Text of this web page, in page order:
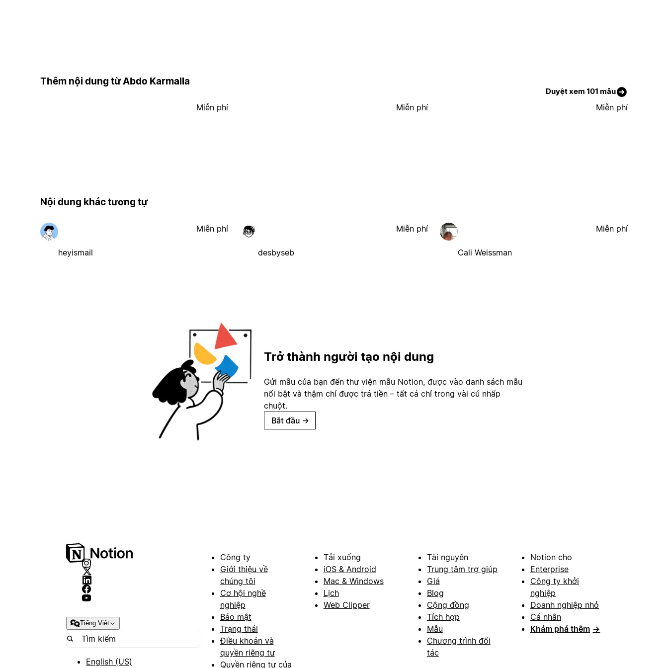
Thêm nội dung từ Abdo Karmalla
Duyệt xem 101 mẫu
Miễn phí Miễn phí Miễn phí
Nội dung khác tương tự
heyismail
Miễn phí
desbyseb
Miễn phí
Cali Weissman
Miễn phí
Trở thành người tạo nội dung
Gửi mẫu của bạn đến thư viện mẫu Notion, được vào danh sách mẫu
nổi bật và thậm chí được trả tiền – tất cả chỉ trong vài cú nhấp
chuột.
Bắt đầu →
Tiếng Việt
English (US)
Công ty
Giới thiệu về
chúng tôi
Cơ hội nghề
nghiệp
Bảo mật
Trạng thái
Điều khoản và
quyền riêng tư
Quyền riêng tư của
Tải xuống
iOS & Android
Mac & Windows
Lịch
Web Clipper
Tài nguyên
Trung tâm trợ giúp
Giá
Blog
Cộng đồng
Tích hợp
Mẫu
Chương trình đối
tác
Notion cho
Enterprise
Công ty khởi
nghiệp
Doanh nghiệp nhỏ
Cá nhân
Khám phá thêm →